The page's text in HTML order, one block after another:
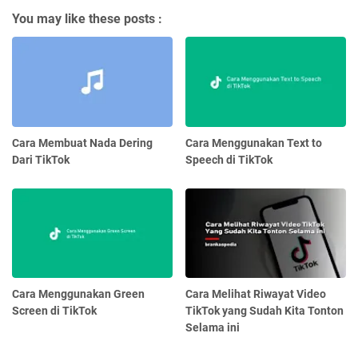
You may like these posts :
Cara Membuat Nada Dering
Dari TikTok
Cara Menggunakan Text to
Speech di TikTok
Cara Menggunakan Green
Screen di TikTok
Cara Melihat Riwayat Video
TikTok yang Sudah Kita Tonton
Selama ini